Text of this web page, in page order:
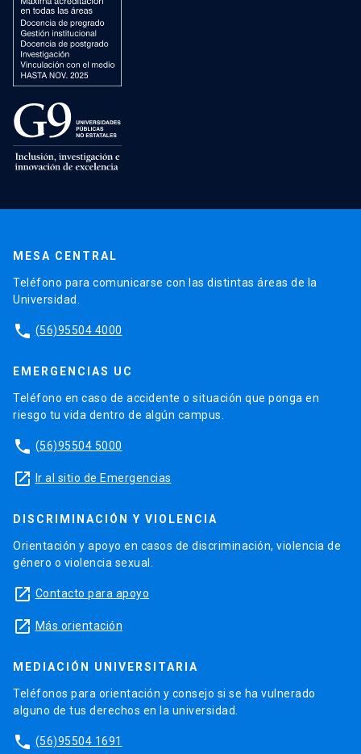
MESA CENTRAL
Teléfono para comunicarse con las distintas áreas de la
Universidad.
phone (56)95504 4000
EMERGENCIAS UC
Teléfono en caso de accidente o situación que ponga en
riesgo tu vida dentro de algún campus.
phone (56)95504 5000
launch Ir al sitio de Emergencias
DISCRIMINACIÓN Y VIOLENCIA
Orientación y apoyo en casos de discriminación, violencia de
género o violencia sexual.
launch Contacto para apoyo
launch Más orientación
MEDIACIÓN UNIVERSITARIA
Teléfonos para orientación y consejo si se ha vulnerado
alguno de tus derechos en la universidad.
phone (56)95504 1691